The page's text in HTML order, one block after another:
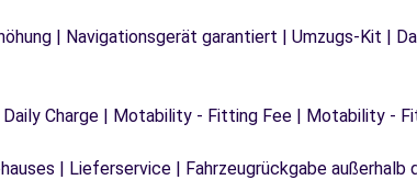
| Navigationsgerät garantiert | Umzugs-Kit |
Charge | Motability - Fitting Fee | Motability -
| Lieferservice | Fahrzeugrückgabe